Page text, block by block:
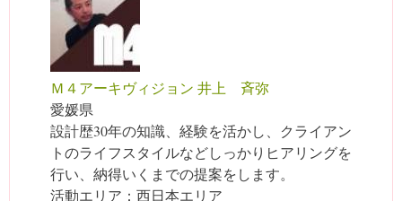
Ｍ４アーキヴィジョン 井上 斉弥
愛媛県
設計歴30年の知識、経験を活かし、クライアン
トのライフスタイルなどしっかりヒアリングを
行い、納得いくまでの提案をします。
活動エリア：西日本エリア